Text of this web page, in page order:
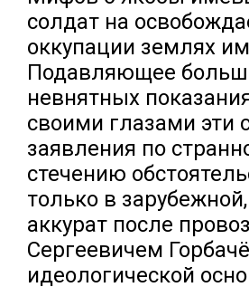
солдат на
оккупации землях
Подавляющее
невнятных
своими глазами эти
заявления по
стечению
только в
аккурат после
Сергеевичем
идеологической